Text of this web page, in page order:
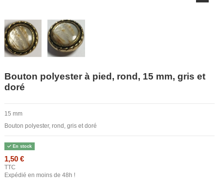
Bouton polyester à pied, rond, 15 mm, gris et
doré
15 mm
Bouton polyester, rond, gris et doré
En stock
1,50 €
TTC
Expédié en moins de 48h !